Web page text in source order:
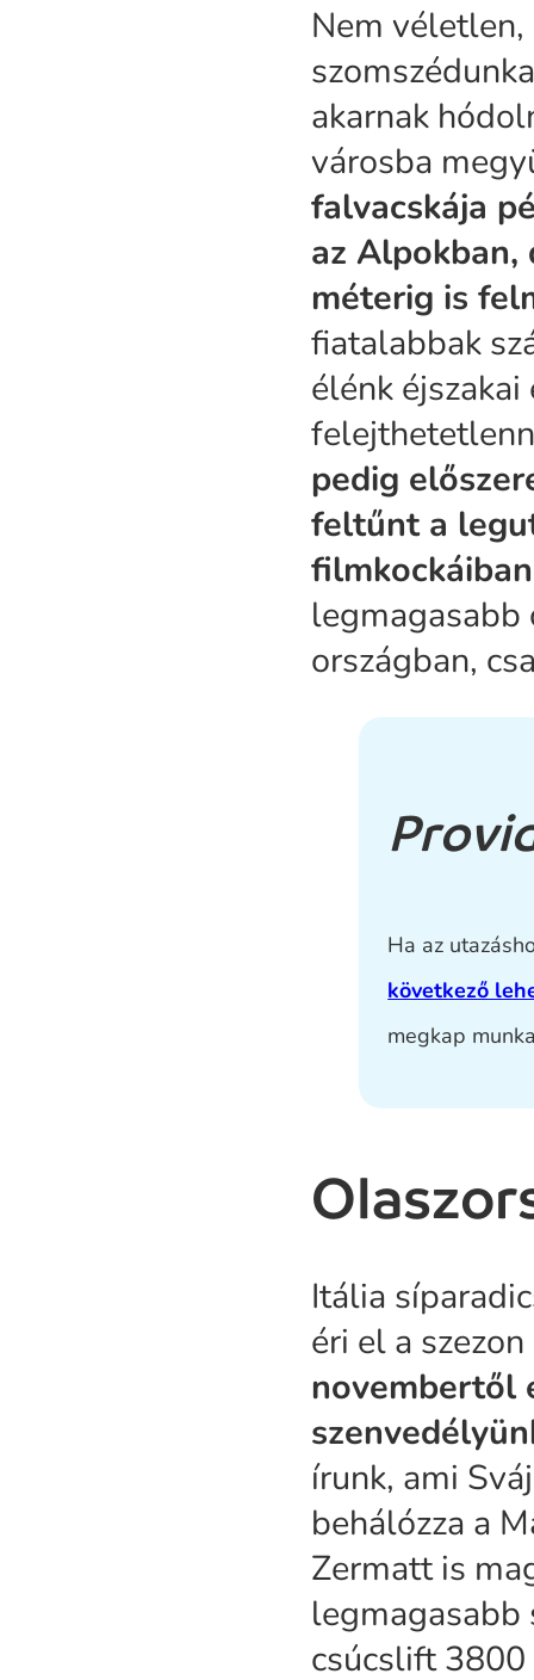
Nem
akarnak
városba
falvacskája
az
méterig is
fiatalabbak
élénk
pedig
feltűnt a
legmagasabb
országban,
Ha az
következő
megkap
Itália
éri el a
novembertől
írunk, ami
behálózza a
Zermatt is
legmagasabb
csúcslift